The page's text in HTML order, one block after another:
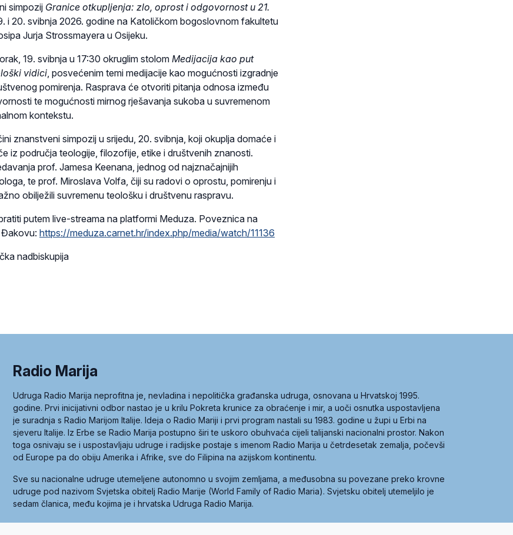
simpozij Granice otkupljenja: zlo, oprost i odgovornost u 21.
i 20. svibnja 2026. godine na Katoličkom bogoslovnom fakultetu
Jurja Strossmayera u Osijeku.
19. svibnja u 17:30 okruglim stolomMedijacija kao put
vidici , posvećenim temi medijacije kao mogućnosti izgradnje
pomirenja. Rasprava će otvoriti pitanja odnosa između
te mogućnosti mirnog rješavanja sukoba u suvremenom
kontekstu.
znanstveni simpozij u srijedu, 20. svibnja, koji okuplja domaće i
iz područja teologije, filozofije, etike i društvenih znanosti.
prof. Jamesa Keenana, jednog od najznačajnijih
te prof. Miroslava Volfa, čiji su radovi o oprostu, pomirenju i
obilježili suvremenu teološku i društvenu raspravu.
putem live-streama na platformi Meduza. Poveznica na
Đakovu: https://meduza.carnet.hr/index.php/media/watch/11136
nadbiskupija
Radio Marija
Udruga Radio Marija neprofitna je, nevladina i nepolitička građanska udruga, osnovana u Hrvatskoj 1995.
godine. Prvi inicijativni odbor nastao je u krilu Pokreta krunice za obraćenje i mir, a uoči osnutka uspostavljena
je suradnja s Radio Marijom Italije. Ideja o Radio Mariji i prvi program nastali su 1983. godine u župi u Erbi na
sjeveru Italije. Iz Erbe se Radio Marija postupno širi te uskoro obuhvaća cijeli talijanski nacionalni prostor. Nakon
toga osnivaju se i uspostavljaju udruge i radijske postaje s imenom Radio Marija u četrdesetak zemalja, počevši
od Europe pa do obiju Amerika i Afrike, sve do Filipina na azijskom kontinentu.
Sve su nacionalne udruge utemeljene autonomno u svojim zemljama, a međusobna su povezane preko krovne
udruge pod nazivom Svjetska obitelj Radio Marije (World Family of Radio Maria). Svjetsku obitelj utemeljilo je
sedam članica, među kojima je i hrvatska Udruga Radio Marija.